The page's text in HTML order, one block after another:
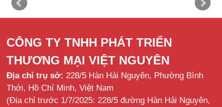
CÔNG TY TNHH PHÁT TRIỂN
THƯƠNG MẠI VIỆT NGUYÊN
Địa chỉ trụ sở: 228/5 Hàn Hải Nguyên, Phường Bình
Thới, Hồ Chí Minh, Việt Nam
(Địa chỉ trước 1/7/2025: 228/5 đường Hàn Hải Nguyên,